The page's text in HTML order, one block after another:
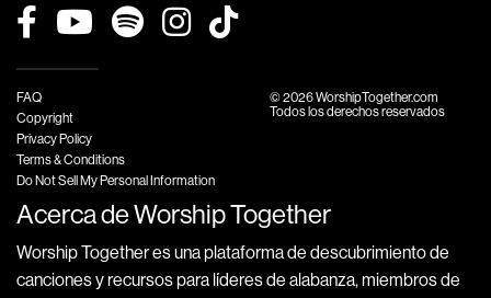
FAQ
Copyright
Privacy Policy
Terms & Conditions
Do Not Sell My Personal Information
© 2026 WorshipTogether.com
Todos los derechos reservados
Acerca de Worship Together
Worship Together es una plataforma de descubrimiento de
canciones y recursos para líderes de alabanza, miembros de